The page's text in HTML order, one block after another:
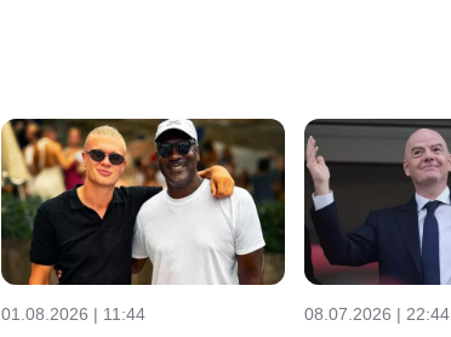
01.08.2026 | 11:44 08.07.2026 | 22:44